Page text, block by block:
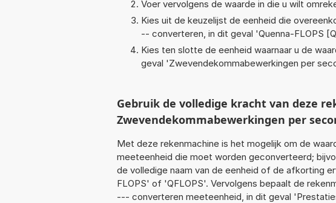
Voer vervolgens de waarde in die u wilt
Kies uit de keuzelijst de eenheid die
-- converteren, in dit geval 'Quenna-FLOPS
Kies ten slotte de eenheid waarnaar u de
geval 'Zwevendekommabewerkingen per
Gebruik de volledige kracht van deze
Zwevendekommabewerkingen per
Met deze rekenmachine is het mogelijk om de
meeteenheid die moet worden geconverteerd;
de volledige naam van de eenheid of de afkorting
FLOPS' of 'QFLOPS'. Vervolgens bepaalt de
--- converteren meeteenheid, in dit geval